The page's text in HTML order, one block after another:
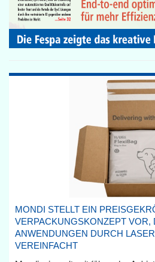
MONDI STELLT EIN
VERPACKUNGSKONZEPT VOR,
ANWENDUNGEN DURCH
VEREINFACHT